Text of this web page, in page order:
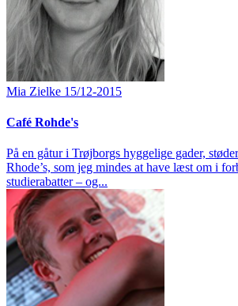
Mia Zielke 15/12-2015
Café Rohde's
På en gåtur i Trøjborgs hyggelige gader,
Rhode’s, som jeg mindes at have læst om i
studierabatter – og...